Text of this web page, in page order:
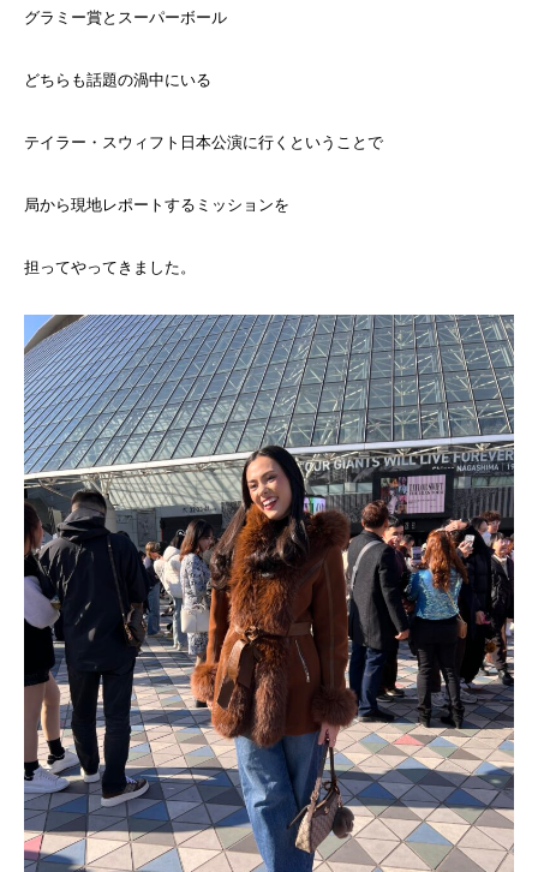
グラミー賞とスーパーボール
どちらも話題の渦中にいる
テイラー・スウィフト日本公演に行くということで
局から現地レポートするミッションを
担ってやってきました。